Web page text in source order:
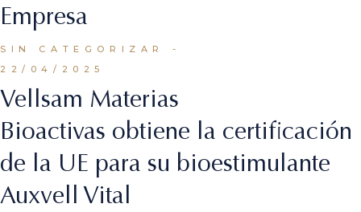
Empresa
SIN CATEGORIZAR
22/04/2025
Vellsam Materias
Bioactivas obtiene la certificación
de la UE para su bioestimulante
Auxvell Vital